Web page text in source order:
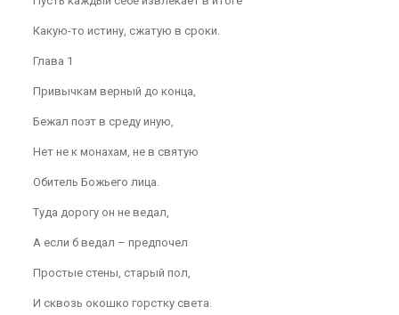
Какую-то истину, сжатую в сроки.
Глава 1
Привычкам верный до конца,
Бежал поэт в среду иную,
Нет не к монахам, не в святую
Обитель Божьего лица.
Туда дорогу он не ведал,
А если б ведал – предпочел
Простые стены, старый пол,
И сквозь окошко горстку света.